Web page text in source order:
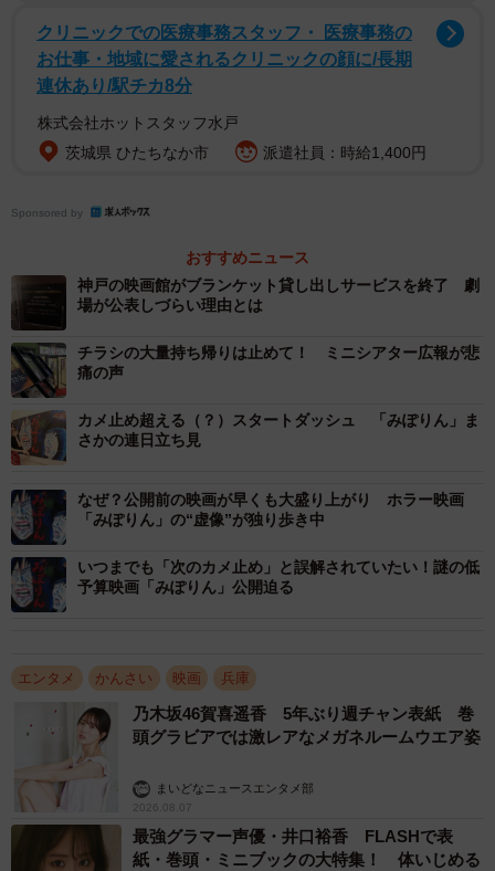
最後の最後まで劇場前で呼び込みを続けるファンやスタッフら（元町映
画館前）
「みぽりん、いかがですか」
やスタッフによるにぎやかな呼び込みが行われていた。そ
してこの日も見事に全66席が完売。支配人の林未来さんは
らの頑張りがあったからこそ。上映が決まってからの数カ
月間、フェイス・トゥ・フェイスでとにかく宣伝を頑張っ
てきたのは本当にすごいことだと思います」
7日間の奇跡を見届けたみぽらーたち。面構えが違う。
「みぽりん」の予告編が初めて人の目に触れたのは、今年4
クリニックでの医療事務スタッフ・ 医療事務の
お仕事・地域に愛されるクリニックの顔に/長期
連休あり/駅チカ8分
株式会社ホットスタッフ水戸
茨城県 ひたちなか市
派遣社員：時給1,400円
Sponsored by
おすすめニュース
神戸の映画館がブランケット貸し出しサービスを終了 劇
場が公表しづらい理由とは
チラシの大量持ち帰りは止めて！ ミニシアター広報が悲
痛の声
カメ止め超える（？）スタートダッシュ 「みぽりん」ま
さかの連日立ち見
なぜ？公開前の映画が早くも大盛り上がり ホラー映画
「みぽりん」の“虚像”が独り歩き中
いつまでも「次のカメ止め」と誤解されていたい！謎の低
予算映画「みぽりん」公開迫る
エンタメ かんさい 映画 兵庫
乃木坂46賀喜遥香 5年ぶり週チャン表紙 巻
頭グラビアでは激レアなメガネルームウエア姿
まいどなニュースエンタメ部
2026.08.07
最強グラマー声優・井口裕香 FLASHで表
紙・巻頭・ミニブックの大特集！ 体いじめる